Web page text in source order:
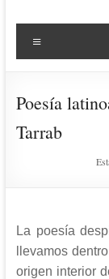
Poesía
Tarrab
La poesía
llevamos
origen interior